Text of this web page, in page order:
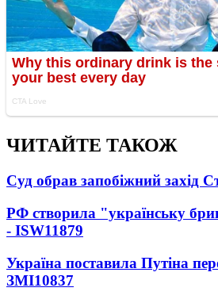
ЧИТАЙТЕ ТАКОЖ
Суд обрав запобіжний захід
РФ створила "українську
- ISW11879
Україна поставила Путіна
ЗМІ10837